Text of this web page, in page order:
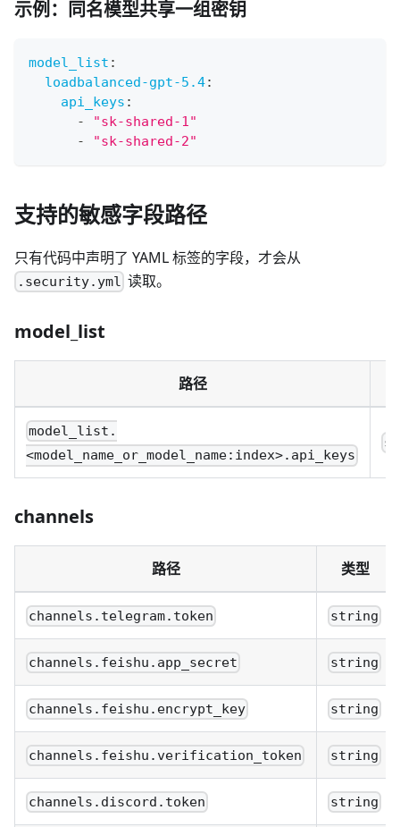
示例：同名模型共享一组密钥
model_list :
loadbalanced-gpt-5.4:
api_keys :
-
"sk-shared-1"
-
"sk-shared-2"
支持的敏感字段路径
只有代码中声明了 YAML 标签的字段，才会从
.security.yml 读取。
model_list
路径
model_list.
<model_name_or_model_name:index>.api_keys
channels
路径 类型
channels.telegram.token string
channels.feishu.app_secret string
channels.feishu.encrypt_key string
channels.feishu.verification_token string
channels.discord.token string